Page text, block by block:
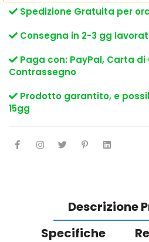
Spedizione Gratuita per
Consegna in 2-3 gg
Paga con: PayPal, Carta
Contrassegno
Prodotto garantito, e
15gg
Descrizione
Specifiche